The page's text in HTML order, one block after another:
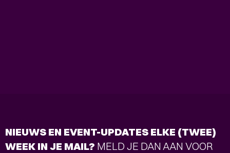
NIEUWS EN EVENT-UPDATES ELKE (TWEE)
WEEK IN JE MAIL? MELD JE DAN AAN VOOR